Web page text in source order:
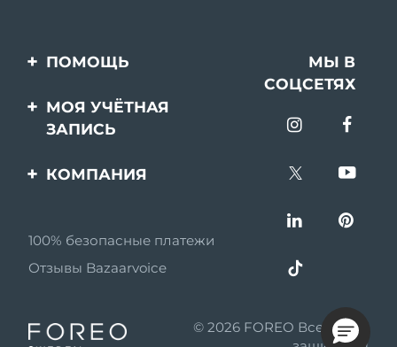
ПОМОЩЬ
Свяжитесь с нами
Заказ и доставка
Гарантия и возврат
Информация о
МЫ В
СОЦСЕТЯХ
МОЯ УЧЁТНАЯ
ЗАПИСЬ
Регистрация продукта
КОМПАНИЯ
Партнерская
программа
MYSA
100% безопасные платежи
Отзывы Bazaarvoice
© 2026 FOREO Все права